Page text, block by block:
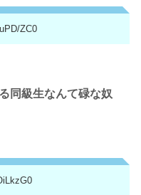
ZC0
同級生なんて碌な奴